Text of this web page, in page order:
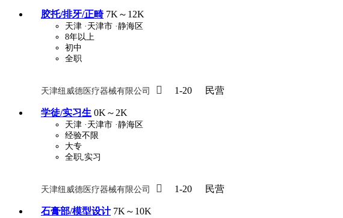
胶托/排牙/正畸 7K～12K
天津 ·天津市 ·静海区
8年以上
初中
全职
天津纽威德医疗器械有限公司  1-20
民营
学徒/实习生 0K～2K
天津 ·天津市 ·静海区
经验不限
大专
全职,实习
天津纽威德医疗器械有限公司  1-20
民营
石膏部/模型设计 7K～10K